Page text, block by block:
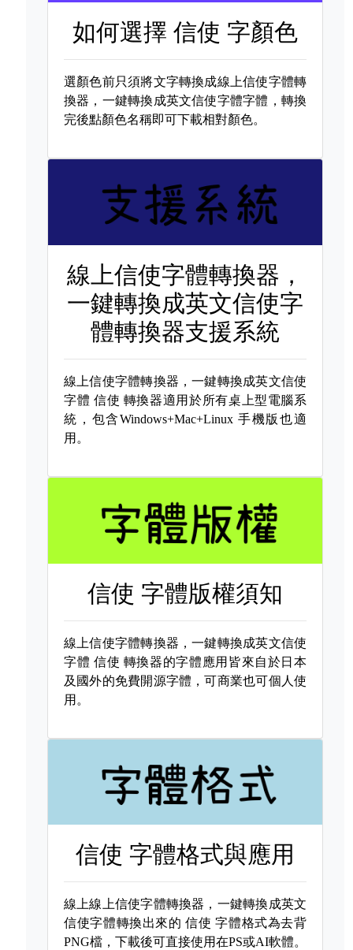
如何選擇信使 字顏色
選顏色前只須將文字轉換成線上信使字體轉
換器，一鍵轉換成英文信使字體字體，轉換
完後點顏色名稱即可下載相對顏色。
線上信使字體轉換器，
一鍵轉換成英文信使字
體轉換器支援系統
線上信使字體轉換器，一鍵轉換成英文信使
字體 信使 轉換器適用於所有桌上型電腦系
統，包含Windows+Mac+Linux 手機版也適
用。
信使 字體版權須知
線上信使字體轉換器，一鍵轉換成英文信使
字體 信使 轉換器的字體應用皆來自於日本
及國外的免費開源字體，可商業也可個人使
用。
信使 字體格式與應用
線上線上信使字體轉換器，一鍵轉換成英文
信使字體轉換出來的信使 字體格式為去背
PNG檔，下載後可直接使用在PS或AI軟體。